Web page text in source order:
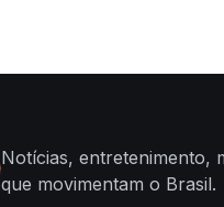
Notícias, entretenimento,
que movimentam o Brasil.